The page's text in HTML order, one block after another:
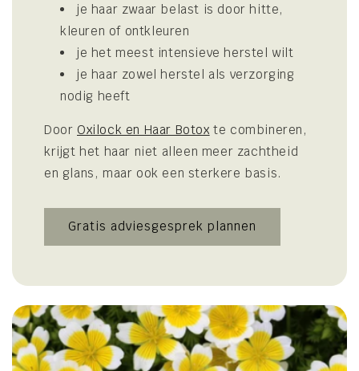
je haar zwaar belast is door hitte,
kleuren of ontkleuren
je het meest intensieve herstel wilt
je haar zowel herstel als verzorging
nodig heeft
Door Oxilock en Haar Botox te combineren,
krijgt het haar niet alleen meer zachtheid
en glans, maar ook een sterkere basis.
Gratis adviesgesprek plannen